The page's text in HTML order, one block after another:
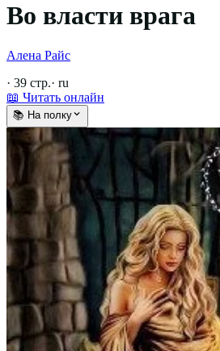
Во власти врага
Алена Райс
· 39 стр.· ru
📖 Читать онлайн
📚 На полку